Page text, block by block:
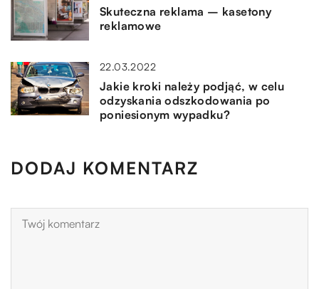
Skuteczna reklama – kasetony
reklamowe
22.03.2022
Jakie kroki należy podjąć, w celu
odzyskania odszkodowania po
poniesionym wypadku?
DODAJ KOMENTARZ